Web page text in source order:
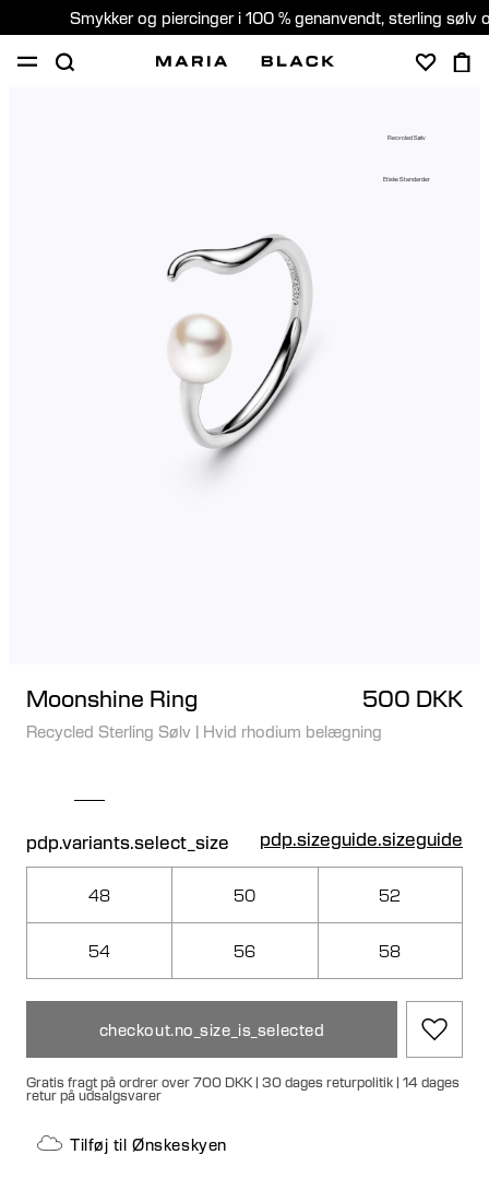
Smykker og piercinger i 100 % genanvendt, sterling sølv
Recycled Sølv
Etiske Standarder
Moonshine Ring 500 DKK
Recycled Sterling Sølv | Hvid rhodium belægning
pdp.variants.select_size pdp.sizeguide.sizeguide
48 50 52
54 56 58
checkout.no_size_is_selected
Gratis fragt på ordrer over 700 DKK | 30 dages returpolitik | 14 dages
retur på udsalgsvarer
Tilføj til Ønskeskyen